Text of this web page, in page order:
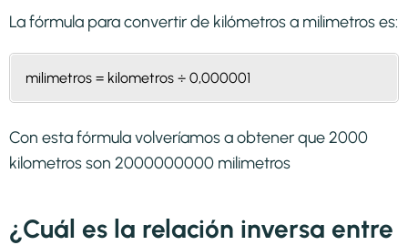
La fórmula para convertir de kilómetros a milimetroses:
milimetros = kilometros ÷ 0,000001
Con esta fórmula volveríamos a obtener que 2000
kilometros son 2000000000 milimetros
¿Cuál es la relación inversa entre